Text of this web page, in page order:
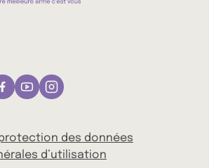
des données
d’utilisation